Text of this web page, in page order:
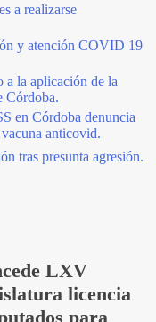
a realizarse
y atención COVID 19
a la aplicación de la
Córdoba.
en Córdoba denuncia
anticovid.
tras presunta agresión.
LXV
licencia
para